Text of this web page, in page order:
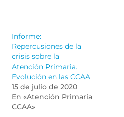
Informe:
Repercusiones de la
crisis sobre la
Atención Primaria.
Evolución en las CCAA
15 de julio de 2020
En «Atención Primaria
CCAA»